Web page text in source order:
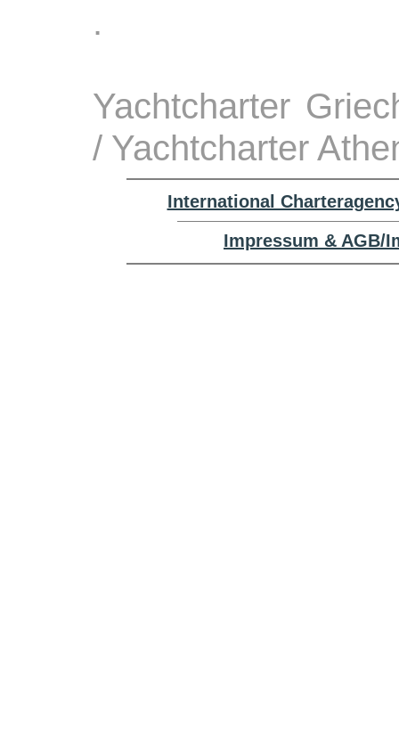
.
Yachtcharter
/ Yachtcharter
International
Impressum & AGB/